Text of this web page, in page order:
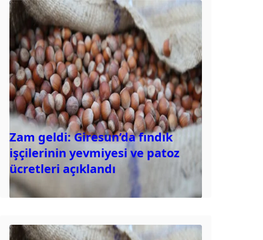
Zam geldi: Giresun’da fındık
işçilerinin yevmiyesi ve patoz
ücretleri açıklandı